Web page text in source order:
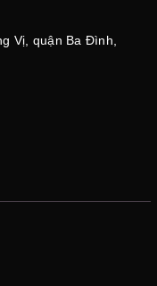
Vị, quận Ba Đình,